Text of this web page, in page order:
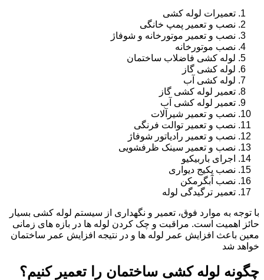
تعمیرات لوله کشی
نصب و تعمیر پمپ خانگی
نصب و تعمیر موتورخانه و شوفاژ
نصب موتورخانه
لوله کشی فاضلاب ساختمان
لوله کشی گاز
لوله کشی آب
تعمیر لوله کشی گاز
تعمیر لوله کشی آب
نصب و تعمیر شیرآلات
نصب و تعمیر توالت فرنگی
نصب و تعمیر رادیاتور شوفاژ
نصب و تعمیر سینک ظرفشویی
اجرای باربیکیو
نصب پکیج دیواری
نصب آبگرمکن
تعمیر ترگیدگی لوله
با توجه به موارد فوق، تعمیر و نگهداری از سیستم لوله کشی بسیار
حائز اهمیت است. مراقبت و چک کردن لوله ها در بازه های زمانی
معین باعث افزایش عمر لوله ها و در نتیجه افزایش عمر ساختمان
خواهد شد
چگونه لوله کشی ساختمان را تعمیر کنیم؟